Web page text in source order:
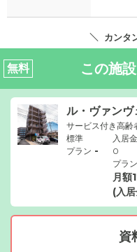
カンタ
無料 この施
ル・ヴァンヴ
サービス付き高齢
標準
プラン -
入居金
0
プラン
月額
(入
資